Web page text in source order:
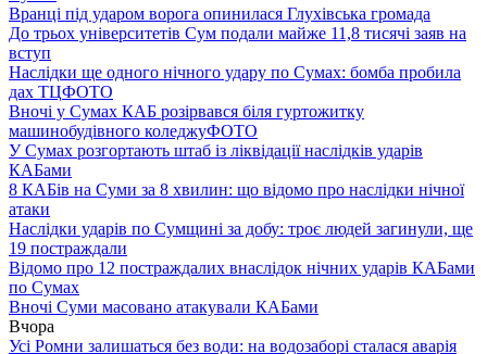
Вранці під ударом ворога опинилася Глухівська громада
До трьох університетів Сум подали майже 11,8 тисячі заяв на
вступ
Наслідки ще одного нічного удару по Сумах: бомба пробила
дах ТЦФОТО
Вночі у Сумах КАБ розірвався біля гуртожитку
машинобудівного коледжуФОТО
У Сумах розгортають штаб із ліквідації наслідків ударів
КАБами
8 КАБів на Суми за 8 хвилин: що відомо про наслідки нічної
атаки
Наслідки ударів по Сумщині за добу: троє людей загинули, ще
19 постраждали
Відомо про 12 постраждалих внаслідок нічних ударів КАБами
по Сумах
Вночі Суми масовано атакували КАБами
Вчора
Усі Ромни залишаться без води: на водозаборі сталася аварія